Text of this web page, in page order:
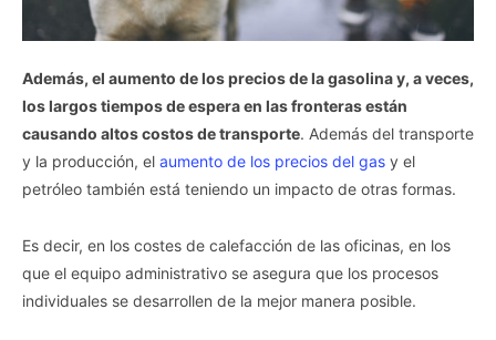
Además, el aumento de los precios de la gasolina y, a veces,
los largos tiempos de espera en las fronteras están
causando altos costos de transporte. Además del transporte
y la producción, el aumento de los precios del gas y el
petróleo también está teniendo un impacto de otras formas.
Es decir, en los costes de calefacción de las oficinas, en los
que el equipo administrativo se asegura que los procesos
individuales se desarrollen de la mejor manera posible.